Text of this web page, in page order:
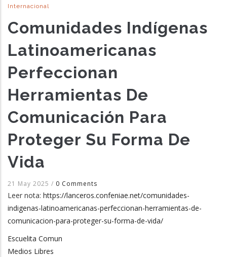
Internacional
Comunidades Indígenas
Latinoamericanas
Perfeccionan
Herramientas De
Comunicación Para
Proteger Su Forma De
Vida
21 May 2025 / 0 Comments
Leer nota: https://lanceros.confeniae.net/comunidades-
indigenas-latinoamericanas-perfeccionan-herramientas-de-
comunicacion-para-proteger-su-forma-de-vida/
Escuelita Comun
Medios Libres